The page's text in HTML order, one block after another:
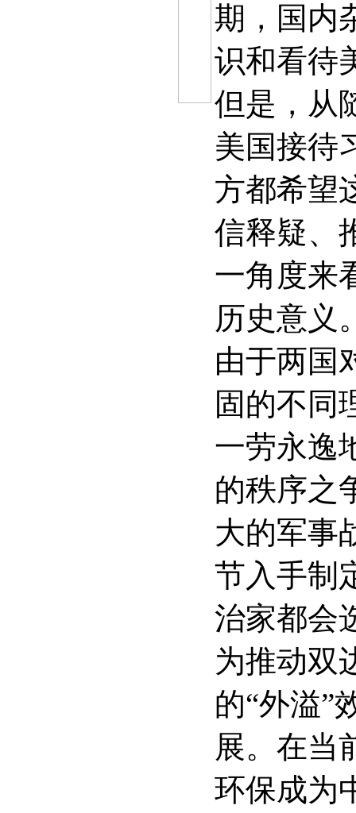
期，国内
识和看待
但是，从
美国接待
方都希望
信释疑、
一角度来
历史意义
由于两国
固的不同
一劳永逸
的秩序之
大的军事
节入手制
治家都会
为推动双
的“外溢”
展。在当
环保成为